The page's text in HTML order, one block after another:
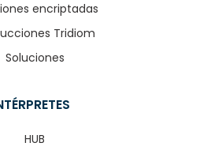
encriptadas
Tridiom
Soluciones
HUB